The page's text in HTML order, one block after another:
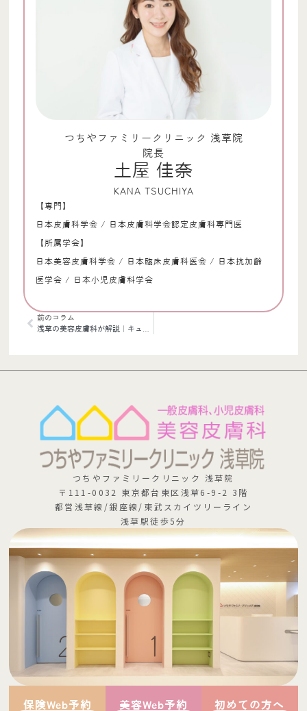
つちやファミリークリニック 浅草院
院長
土屋 佳奈
KANA TSUCHIYA
【専門】
日本皮膚科学会 / 日本皮膚科学会認定皮膚科専門医
【所属学会】
日本美容皮膚科学会 / 日本臨床皮膚科医会 / 日本抗加齢
医学会 / 日本小児皮膚科学会
前のコラム
つちやファミリークリニック 浅草院
〒111-0032 東京都台東区浅草6-9-2 3階
都営浅草線/銀座線/東武スカイツリーライン
浅草駅徒歩5分
保険Web予約 美容Web予約 初めての方へ